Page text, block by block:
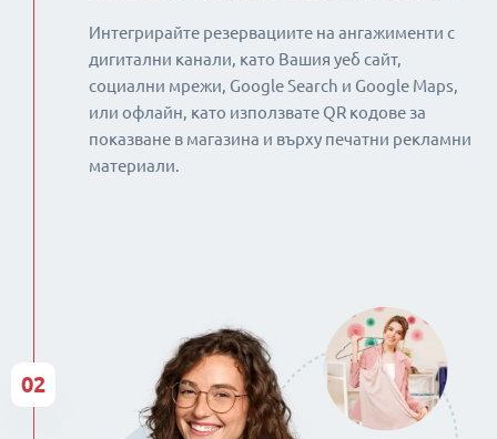
Интегрирайте резервациите на ангажименти с
дигитални канали, като Вашия уеб сайт,
социални мрежи, Google Search и Google Maps,
или офлайн, като използвате QR кодове за
показване в магазина и върху печатни рекламни
материали.
02